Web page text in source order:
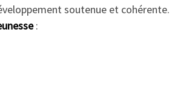
soutenue et cohérente.
: